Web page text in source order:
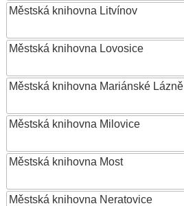
Městská knihovna Litvínov
Městská knihovna Lovosice
Městská knihovna Mariánské Lázně
Městská knihovna Milovice
Městská knihovna Most
Městská knihovna Neratovice